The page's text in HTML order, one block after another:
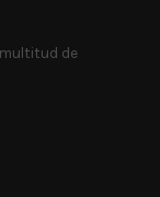
multitud de